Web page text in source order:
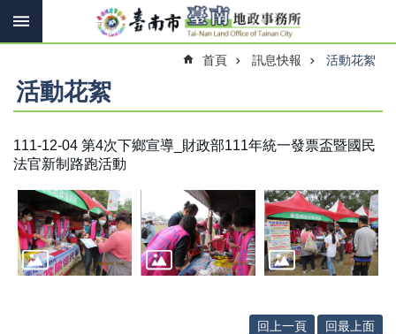
跳到主要內容區塊
搜
搜
尋
訊
快
報
機
關
首頁 訊息快報 活動花絮
活動花絮
111-12-04 第4次下鄉宣導_財政部111年統一發票盃暨國民
法官新制路跑活動
回上一頁 回最上面